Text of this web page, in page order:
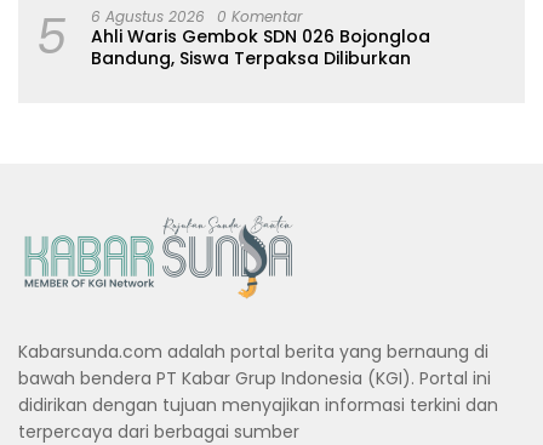
5 6 Agustus 2026 0 Komentar
Ahli Waris Gembok SDN 026 Bojongloa
Bandung, Siswa Terpaksa Diliburkan
Kabarsunda.com adalah portal berita yang bernaung di
bawah bendera PT Kabar Grup Indonesia (KGI). Portal ini
didirikan dengan tujuan menyajikan informasi terkini dan
terpercaya dari berbagai sumber